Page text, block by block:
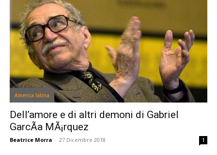
America latina
Dell’amore e di altri demoni di Gabriel
GarcÃ­a MÃ¡rquez
Beatrice Morra - 27 Dicembre 2018 1